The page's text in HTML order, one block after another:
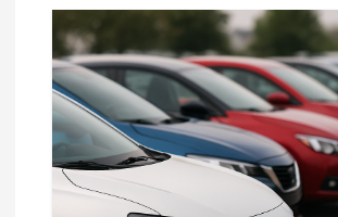
n
m